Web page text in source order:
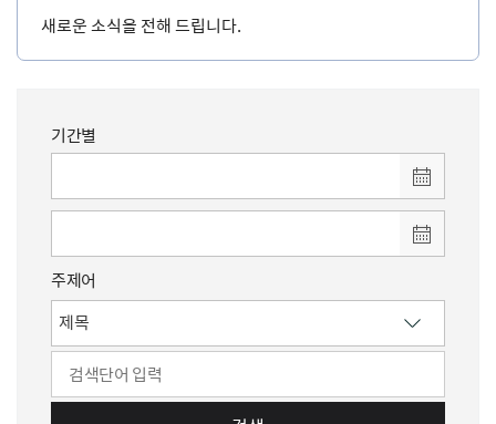
새로운 소식을 전해 드립니다.
기간별
주제어